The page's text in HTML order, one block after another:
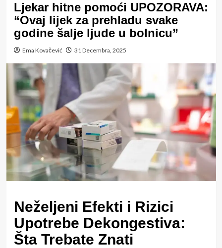
Ljekar hitne pomoći UPOZORAVA:
“Ovaj lijek za prehladu svake
godine šalje ljude u bolnicu”
Ema Kovačević 31 Decembra, 2025
Neželjeni Efekti i Rizici
Upotrebe Dekongestiva:
Šta Trebate Znati